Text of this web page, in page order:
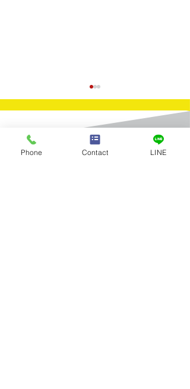
Contact
​お問合せ
Phone Contact LINE